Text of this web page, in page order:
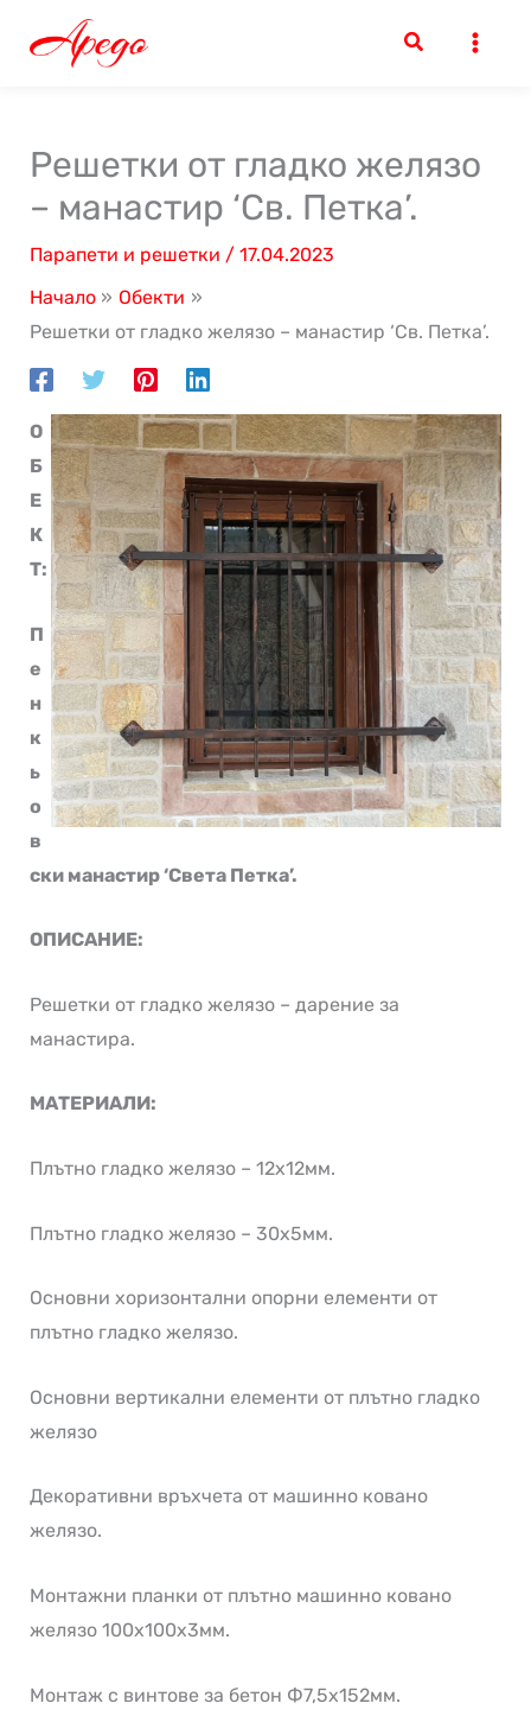
Решетки от гладко желязо
– манастир ‘Св. Петка’.
Парапети и решетки / 17.04.2023
Начало
Обекти
Решетки от гладко желязо – манастир ‘Св. Петка’.
О
Б
Е
К
Т:
П
е
н
к
ь
о
в
ски манастир ‘Света Петка’.
ОПИСАНИЕ:
Решетки от гладко желязо – дарение за
манастира.
МАТЕРИАЛИ:
Плътно гладко желязо – 12х12мм.
Плътно гладко желязо – 30х5мм.
Основни хоризонтални опорни елементи от
плътно гладко желязо.
Основни вертикални елементи от плътно гладко
желязо
Декоративни връхчета от машинно ковано
желязо.
Монтажни планки от плътно машинно ковано
желязо 100х100х3мм.
Монтаж с винтове за бетон Ф7,5х152мм.